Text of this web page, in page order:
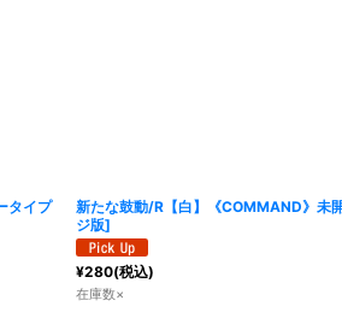
タイプ
新たな鼓動/R【白】《COMMAND》未
ジ版]
¥280(税込)
在庫数×